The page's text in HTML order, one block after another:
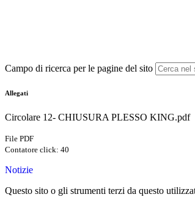
Campo di ricerca per le pagine del sito
Allegati
Circolare 12- CHIUSURA PLESSO KING.pdf
File PDF
Contatore click: 40
Notizie
Questo sito o gli strumenti terzi da questo